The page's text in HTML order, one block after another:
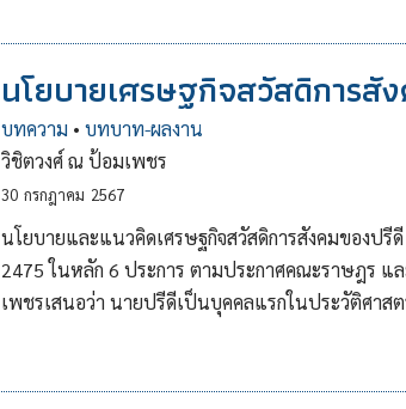
นโยบายเศรษฐกิจสวัสดิการ
บทความ • บทบาท-ผลงาน
วิชิตวงศ์ ณ ป้อมเพชร
30 กรกฎาคม 2567
นโยบายและแนวคิดเศรษฐกิจสวัสดิการสังคมของป
2475 ในหลัก 6 ประการ ตามประกาศคณะราษฎร
เพชรเสนอว่า นายปรีดีเป็นบุคคลแรกในประวัติศา